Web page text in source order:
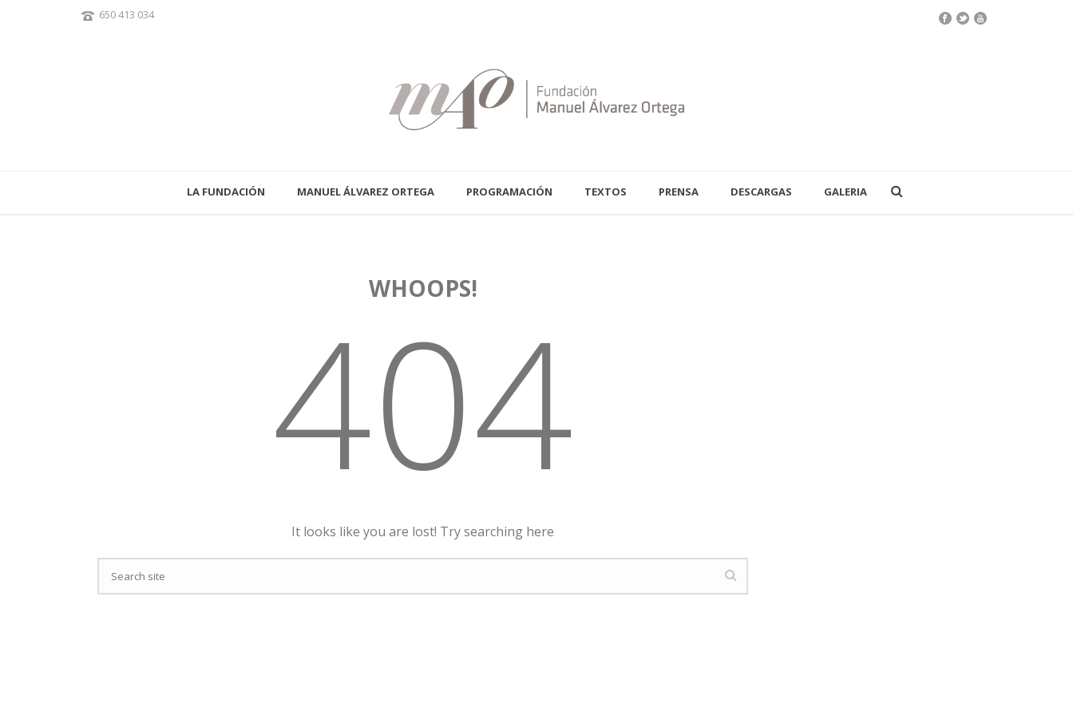
650 413 034
LA FUNDACIÓN MANUEL ÁLVAREZ ORTEGA PROGRAMACIÓN TEXTOS PRENSA DESCARGAS GALERIA
WHOOPS!
404
It looks like you are lost! Try searching here